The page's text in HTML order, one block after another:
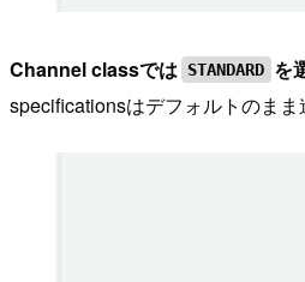
Channel classでは STANDARD を
specificationsはデフォルトのまま